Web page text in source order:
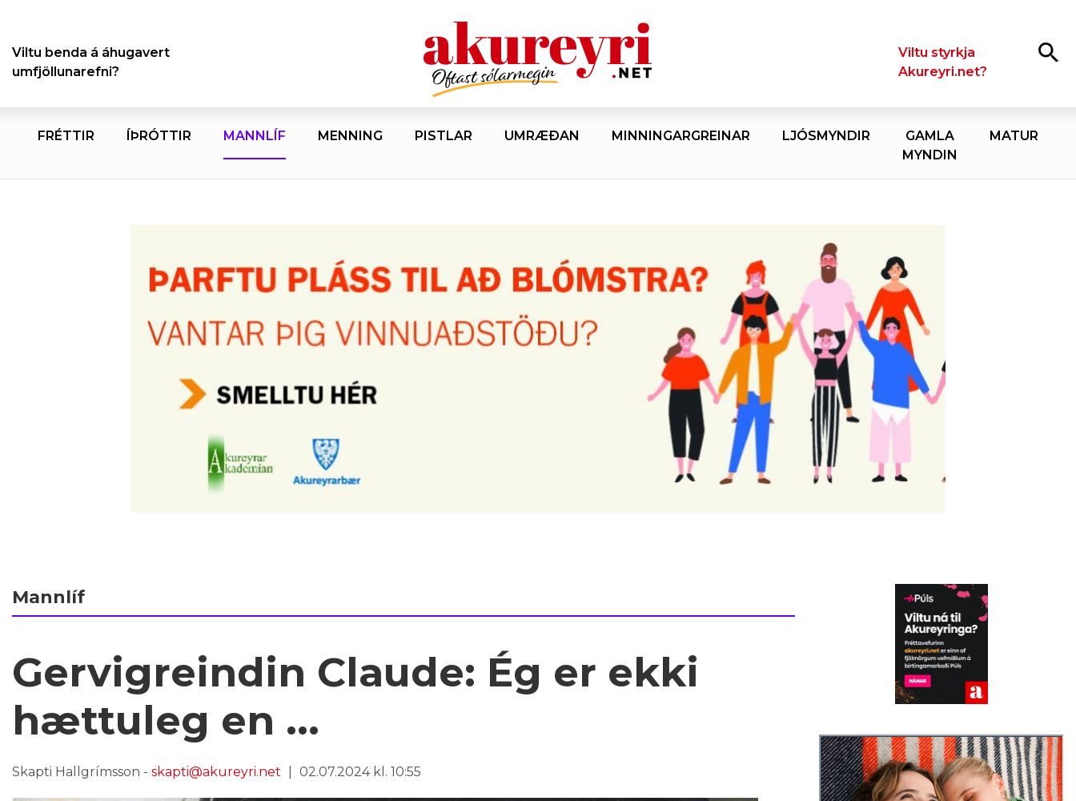
Leita
Viltu benda á áhugavert
umfjöllunarefni?
Viltu styrkja
Akureyri.net?
FRÉTTIR ÍÞRÓTTIR MANNLÍF MENNING PISTLAR UMRÆÐAN MINNINGARGREINAR LJÓSMYNDIR
GAMLA
MYNDIN
MATUR
Mannlíf
Gervigreindin Claude: Ég er ekki
hættuleg en ...
Skapti Hallgrímsson - skapti@akureyri.net 02.07.2024 kl. 10:55